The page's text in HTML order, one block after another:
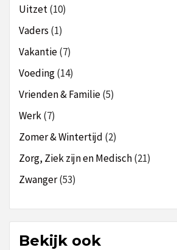
Uitzet(10)
Vaders (1)
Vakantie(7)
Voeding(14)
Vrienden & Familie(5)
Werk(7)
Zomer & Wintertijd (2)
Zorg, Ziek zijn en Medisch(21)
Zwanger(53)
Bekijk ook